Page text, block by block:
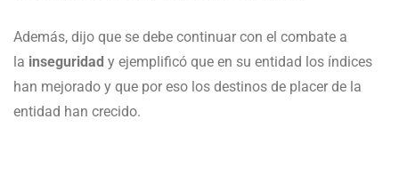
Además, dijo que se debe continuar con el combate a
la inseguridad y ejemplificó que en su entidad los índices
han mejorado y que por eso los destinos de placer de la
entidad han crecido.